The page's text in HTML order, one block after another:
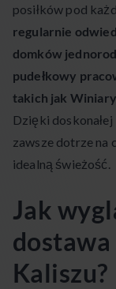
posiłków pod
regularnie
domków
pudełkowy
takich jak
Dzięki
zawsze dotrze na
idealną świeżość.
Jak
Kaliszu?